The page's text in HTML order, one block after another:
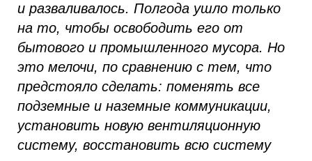
и разваливалось. Полгода ушло только
на то, чтобы освободить его от
бытового и промышленного мусора. Но
это мелочи, по сравнению с тем, что
предстояло сделать: поменять все
подземные и наземные коммуникации,
установить новую вентиляционную
систему, восстановить всю систему